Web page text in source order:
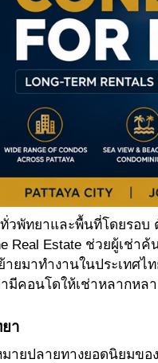
วพัทยาและพื้นที่โดยรอบ
Real Estate ช่วยผู้เช่
ยมาทำงานในประเทศ
มีคอนโดให้เช่าหลากห
า
ายปลายทางยอดนิยมขอ